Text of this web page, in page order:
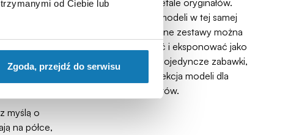
od Ciebie lub
Zgoda, przejdź do serwisu
i Jeep.
realnie
historii,
i
myślą o
na półce,
charakterystyczne detale oryginałów.
Tworzymy całe serie modeli w tej samej
skali, dzięki czemu kolejne zestawy można
świadomie kompletować i eksponować jako
spójną kolekcję. To nie pojedyncze zabawki,
ale przemyślana kolekcja modeli dla
pasjonatów.